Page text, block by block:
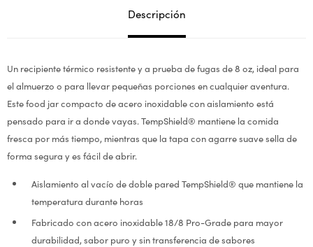
Descripción
Un recipiente térmico resistente y a prueba de fugas de 8 oz, ideal para
el almuerzo o para llevar pequeñas porciones en cualquier aventura.
Este food jar compacto de acero inoxidable con aislamiento está
pensado para ir a donde vayas. TempShield® mantiene la comida
fresca por más tiempo, mientras que la tapa con agarre suave sella de
forma segura y es fácil de abrir.
Aislamiento al vacío de doble pared TempShield® que mantiene la
temperatura durante horas
Fabricado con acero inoxidable 18/8 Pro-Grade para mayor
durabilidad, sabor puro y sin transferencia de sabores